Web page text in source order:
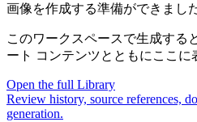
画像を作成する準備ができまし
このワークスペースで生成する
ート コンテンツとともにここに
Open the full Library
Review history, source references,
generation.